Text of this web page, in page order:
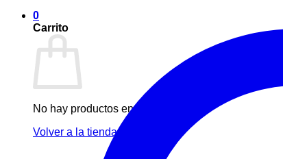
0
Carrito
No hay productos en el carrito.
Volver a la tienda